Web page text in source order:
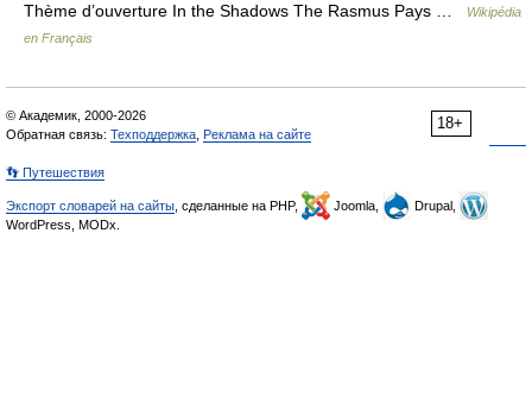
Thème d’ouverture In the Shadows The Rasmus Pays …
Wikipédia
en Français
18+
© Академик, 2000-2026
Обратная связь: Техподдержка Реклама на сайте
👣 Путешествия
Экспорт словарей на сайты , сделанные на PHP, Joomla,
Drupal,
WordPress, MODx.